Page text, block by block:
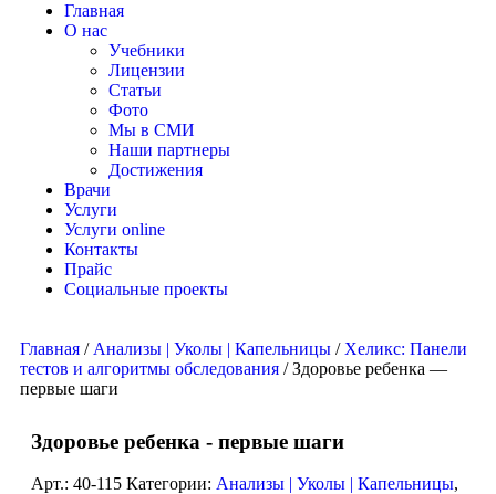
Главная
О нас
Учебники
Лицензии
Статьи
Фото
Мы в СМИ
Наши партнеры
Достижения
Врачи
Услуги
Услуги online
Контакты
Прайс
Социальные проекты
Главная / Анализы | Уколы | Капельницы / Хеликс: Панели
тестов и алгоритмы обследования / Здоровье ребенка —
первые шаги
Здоровье ребенка - первые шаги
Арт.: 40-115 Категории: Анализы | Уколы | Капельницы,